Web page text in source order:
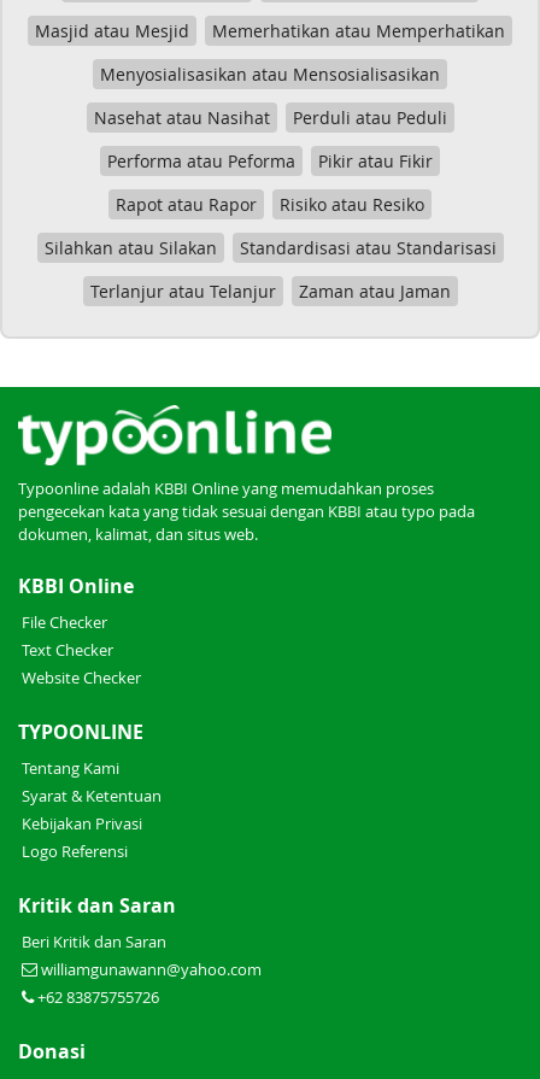
Masjid atau Mesjid
Memerhatikan atau Memperhatikan
Menyosialisasikan atau Mensosialisasikan
Nasehat atau Nasihat
Perduli atau Peduli
Performa atau Peforma
Pikir atau Fikir
Rapot atau Rapor
Risiko atau Resiko
Silahkan atau Silakan
Standardisasi atau Standarisasi
Terlanjur atau Telanjur
Zaman atau Jaman
Typoonline adalah KBBI Online yang memudahkan proses
pengecekan kata yang tidak sesuai dengan KBBI atau typo pada
dokumen, kalimat, dan situs web.
KBBI Online
File Checker
Text Checker
Website Checker
TYPOONLINE
Tentang Kami
Syarat & Ketentuan
Kebijakan Privasi
Logo Referensi
Kritik dan Saran
Beri Kritik dan Saran
williamgunawann@yahoo.com
+62 83875755726
Donasi